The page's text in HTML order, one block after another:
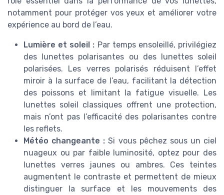
notamment pour protéger vos yeux et améliorer votre
expérience au bord de l’eau.
Lumière et soleil : Par temps ensoleillé, privilégiez
des lunettes polarisantes ou des lunettes soleil
polarisées. Les verres polarisés réduisent l’effet
miroir à la surface de l’eau, facilitant la détection
des poissons et limitant la fatigue visuelle. Les
lunettes soleil classiques offrent une protection,
mais n’ont pas l’efficacité des polarisantes contre
les reflets.
Météo changeante : Si vous pêchez sous un ciel
nuageux ou par faible luminosité, optez pour des
lunettes verres jaunes ou ambres. Ces teintes
augmentent le contraste et permettent de mieux
distinguer la surface et les mouvements des